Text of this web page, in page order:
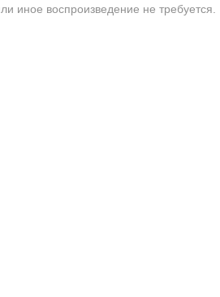
иное воспроизведение не требуется.